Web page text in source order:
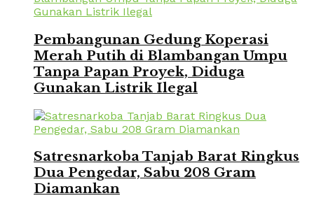
Pembangunan Gedung Koperasi
Merah Putih di Blambangan Umpu
Tanpa Papan Proyek, Diduga
Gunakan Listrik Ilegal
Satresnarkoba Tanjab Barat Ringkus
Dua Pengedar, Sabu 208 Gram
Diamankan